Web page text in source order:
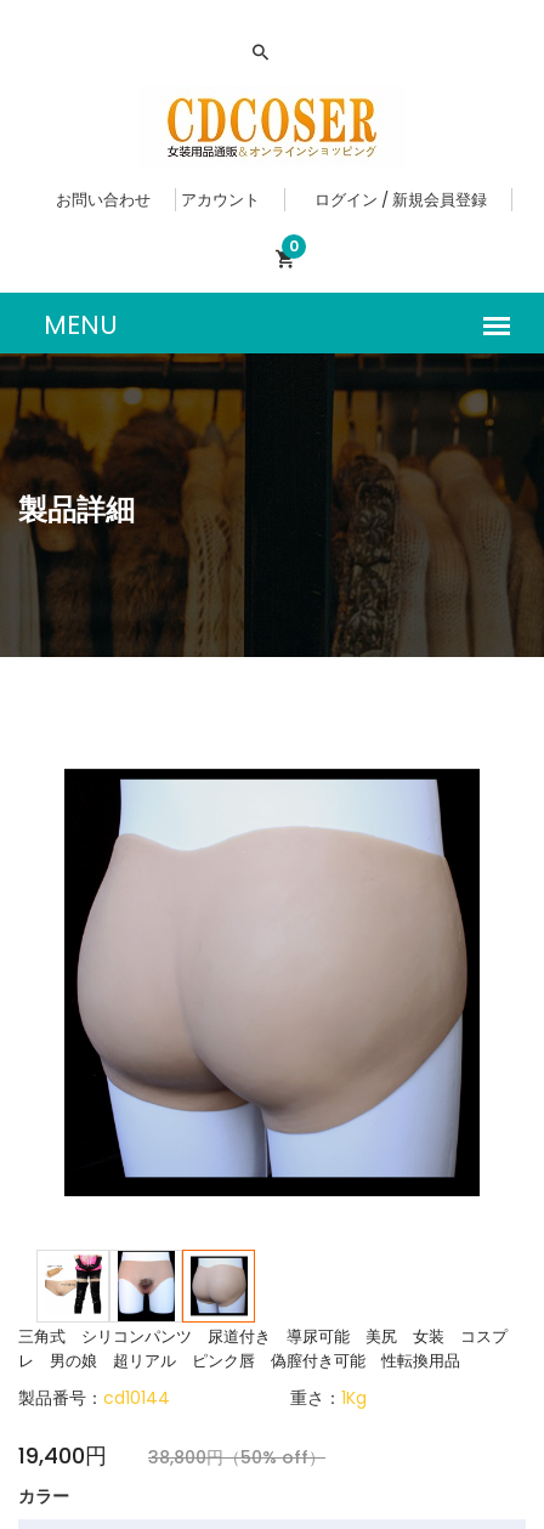
お問い合わせ アカウント ログイン / 新規会員登録
0
製品詳細
三角式 シリコンパンツ 尿道付き 導尿可能 美尻 女装 コスプ
レ 男の娘 超リアル ピンク唇 偽膣付き可能 性転換用品
製品番号： cd10144 重さ： 1Kg
19,400円 38,800円（50% off）
カラー